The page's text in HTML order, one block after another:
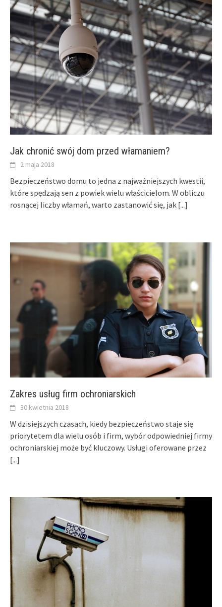
Jak chronić swój dom przed włamaniem?
2 maja 2018
Bezpieczeństwo domu to jedna z najważniejszych kwestii,
które spędzają sen z powiek wielu właścicielom. W obliczu
rosnącej liczby włamań, warto zastanowić się, jak [...]
Zakres usług firm ochroniarskich
30 kwietnia 2018
W dzisiejszych czasach, kiedy bezpieczeństwo staje się
priorytetem dla wielu osób i firm, wybór odpowiedniej firmy
ochroniarskiej może być kluczowy. Usługi oferowane przez
[...]